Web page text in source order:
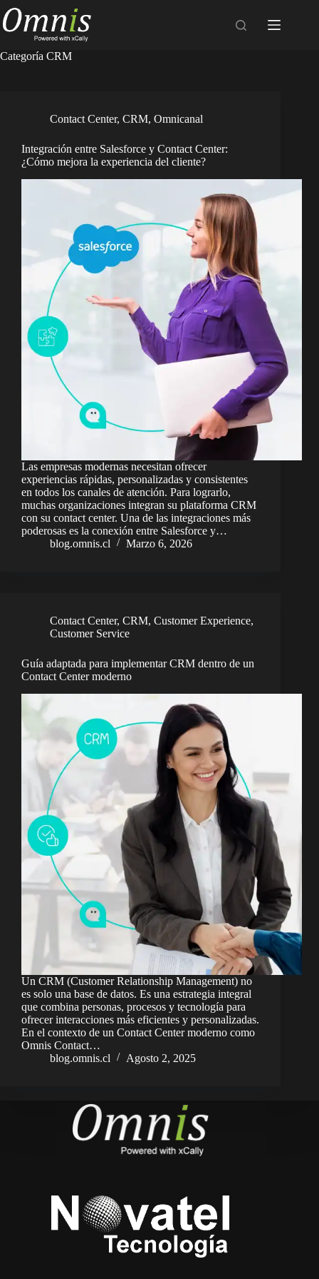
Categoría CRM
Contact Center, CRM, Omnicanal
Integración entre Salesforce y Contact Center:
¿Cómo mejora la experiencia del cliente?
Las empresas modernas necesitan ofrecer
experiencias rápidas, personalizadas y consistentes
en todos los canales de atención. Para lograrlo,
muchas organizaciones integran su plataforma CRM
con su contact center. Una de las integraciones más
poderosas es la conexión entre Salesforce y…
blog.omnis.cl
Marzo 6, 2026
Contact Center, CRM, Customer Experience,
Customer Service
Guía adaptada para implementar CRM dentro de un
Contact Center moderno
Un CRM (Customer Relationship Management) no
es solo una base de datos. Es una estrategia integral
que combina personas, procesos y tecnología para
ofrecer interacciones más eficientes y personalizadas.
En el contexto de un Contact Center moderno como
Omnis Contact…
blog.omnis.cl
Agosto 2, 2025